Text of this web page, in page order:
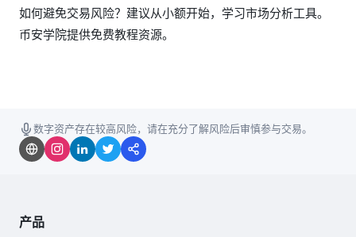
如何避免交易风险？建议从小额开始，学习市场分析工具。
币安学院提供免费教程资源。
数字资产存在较高风险，请在充分了解风险后审慎参与交易。
产品